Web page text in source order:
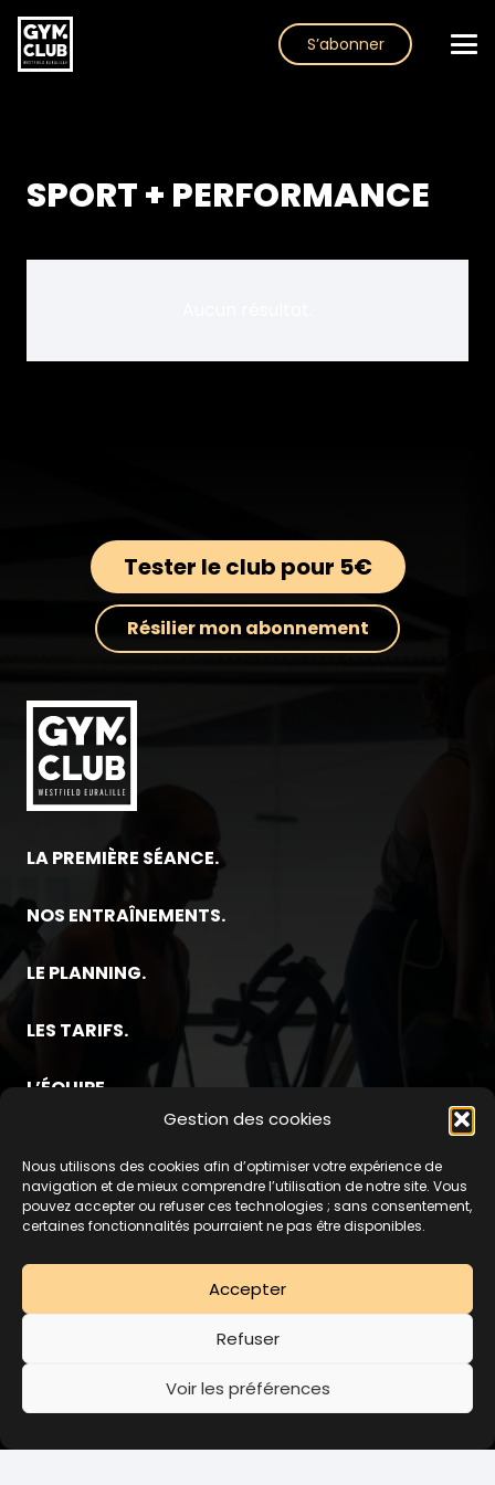
Gestion des cookies
Nous utilisons des cookies afin d’optimiser votre expérience de
navigation et de mieux comprendre l’utilisation de notre site. Vous
pouvez accepter ou refuser ces technologies ; sans consentement,
certaines fonctionnalités pourraient ne pas être disponibles.
Accepter
Refuser
Voir les préférences
S’abonner
SPORT + PERFORMANCE
Tester le club pour 5€
Résilier mon abonnement
LA PREMIÈRE SÉANCE.
NOS ENTRAÎNEMENTS.
LE PLANNING.
LES TARIFS.
L’ÉQUIPE.
©2025 GYM CLUB –Mentions Légales–Politique de
confidentialité–Conditions Générales de Ventes–
FLOW44
03 20 74 52 94
Rejoindre Gym Club !
Abonnez-vous